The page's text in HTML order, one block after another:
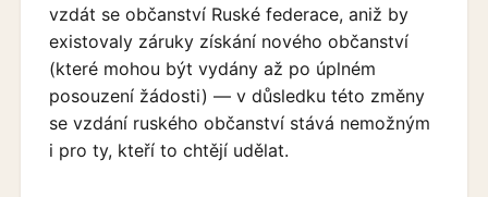
vzdát se občanství Ruské federace, aniž by
existovaly záruky získání nového občanství
(které mohou být vydány až po úplném
posouzení žádosti) — v důsledku této změny
se vzdání ruského občanství stává nemožným
i pro ty, kteří to chtějí udělat.